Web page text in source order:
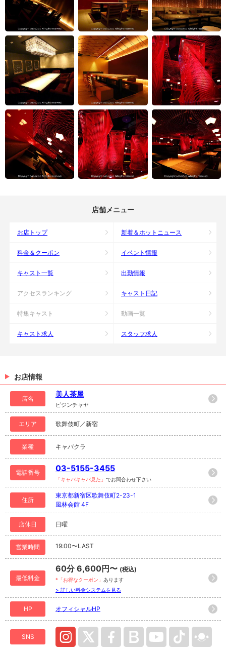
店舗メニュー
お店トップ 新着＆ホットニュース
料金＆クーポン イベント情報
キャスト一覧 出勤情報
アクセスランキング キャスト日記
特集キャスト 動画一覧
キャスト求人 スタッフ求人
お店情報
店名
美人茶屋
ビジンチャヤ
エリア 歌舞伎町／新宿
業種 キャバクラ
電話番号 03-5155-3455
「キャバキャバ見た」 でお問合わせ下さい
住所
東京都新宿区歌舞伎町2-23-1
風林会館 4F
店休日 日曜
営業時間 19:00〜LAST
最低料金
60分 6,600円〜 (税込)
*「お得なクーポン」 あります
> 詳しい料金システムを見る
HP オフィシャルHP
SNS